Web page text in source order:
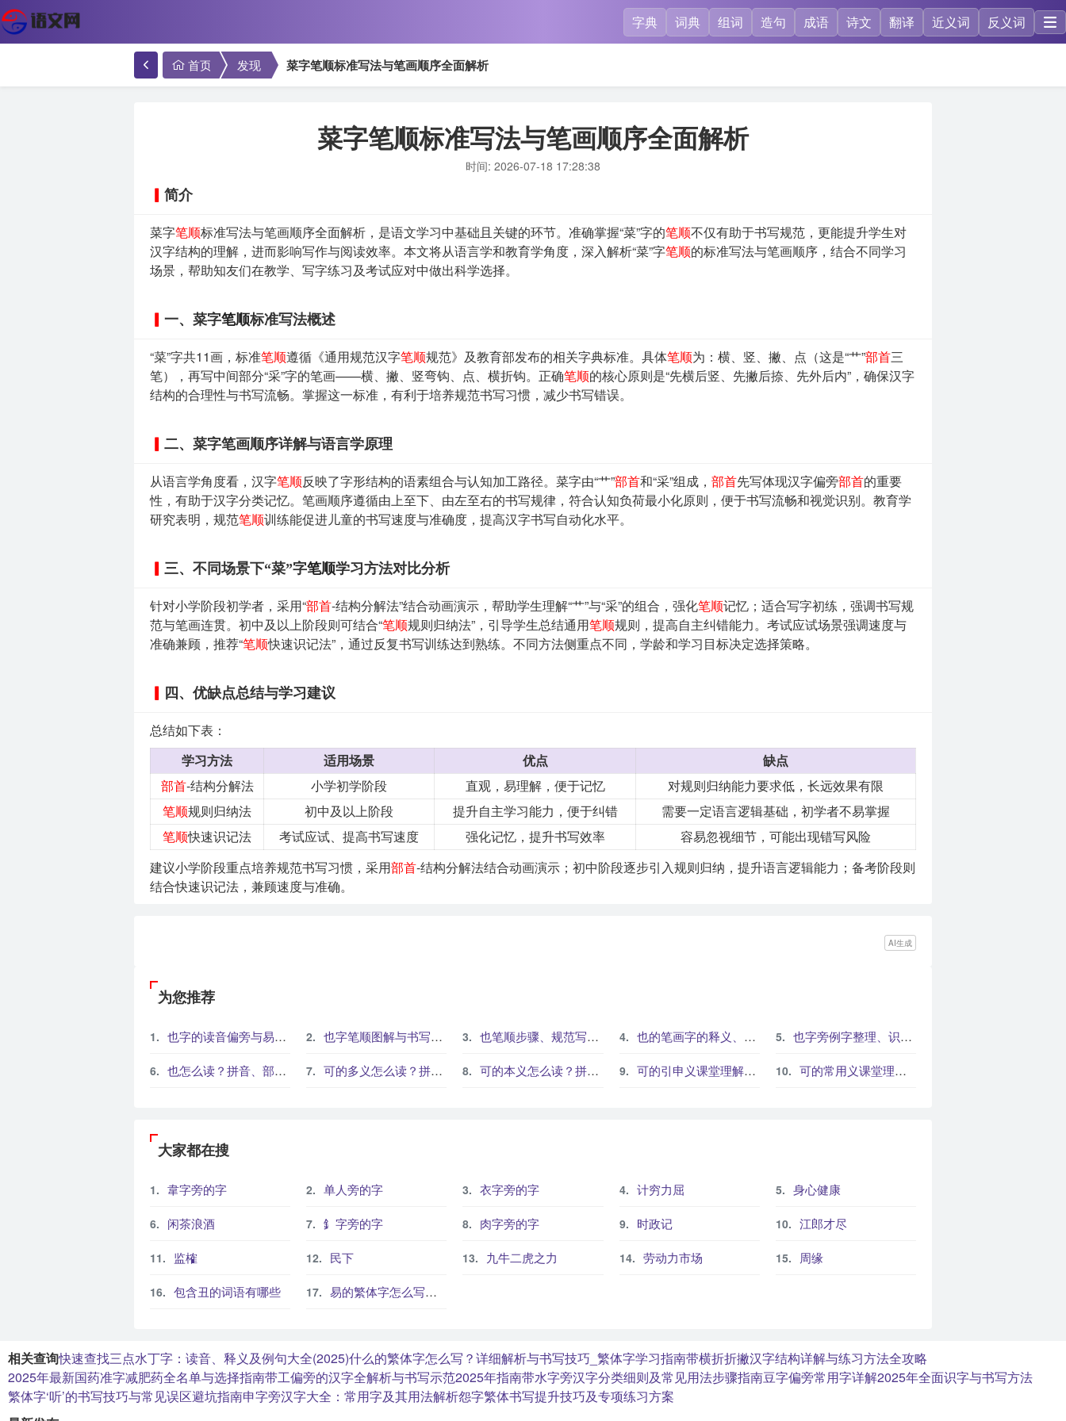
字典 词典 组词 造句 成语 诗文 翻译 近义词 反义词
首页 发现 菜字笔顺标准写法与笔画顺序全面解析
菜字笔顺标准写法与笔画顺序全面解析
时间: 2026-07-18 17:28:38
简介
菜字笔顺标准写法与笔画顺序全面解析，是语文学习中基础且关键的环节。准确掌握“菜”字的笔顺不仅有助于书写规范，更能提升学生对
汉字结构的理解，进而影响写作与阅读效率。本文将从语言学和教育学角度，深入解析“菜”字笔顺的标准写法与笔画顺序，结合不同学习
场景，帮助知友们在教学、写字练习及考试应对中做出科学选择。
一、菜字笔顺标准写法概述
“菜”字共11画，标准笔顺遵循《通用规范汉字笔顺规范》及教育部发布的相关字典标准。具体笔顺为：横、竖、撇、点（这是“艹”部首三
笔），再写中间部分“采”字的笔画——横、撇、竖弯钩、点、横折钩。正确笔顺的核心原则是“先横后竖、先撇后捺、先外后内”，确保汉字
结构的合理性与书写流畅。掌握这一标准，有利于培养规范书写习惯，减少书写错误。
二、菜字笔画顺序详解与语言学原理
从语言学角度看，汉字笔顺反映了字形结构的语素组合与认知加工路径。菜字由“艹”部首和“采”组成， 部首先写体现汉字偏旁部首的重要
性，有助于汉字分类记忆。笔画顺序遵循由上至下、由左至右的书写规律，符合认知负荷最小化原则，便于书写流畅和视觉识别。教育学
研究表明，规范笔顺训练能促进儿童的书写速度与准确度，提高汉字书写自动化水平。
三、不同场景下“菜”字笔顺学习方法对比分析
针对小学阶段初学者，采用“部首-结构分解法”结合动画演示，帮助学生理解“艹”与“采”的组合，强化笔顺记忆；适合写字初练，强调书写规
范与笔画连贯。初中及以上阶段则可结合“笔顺规则归纳法”，引导学生总结通用笔顺规则，提高自主纠错能力。考试应试场景强调速度与
准确兼顾，推荐“笔顺快速识记法”，通过反复书写训练达到熟练。不同方法侧重点不同，学龄和学习目标决定选择策略。
四、优缺点总结与学习建议
总结如下表：
学习方法
适用场景 优点
缺点
部首-结构分解法 小学初学阶段 直观，易理解，便于记忆
对规则归纳能力要求低，长远效果有限
笔顺规则归纳法 初中及以上阶段 提升自主学习能力，便于纠错
需要一定语言逻辑基础，初学者不易掌握
笔顺快速识记法 考试应试、提高书写速度 强化记忆，提升书写效率
容易忽视细节，可能出现错写风险
建议小学阶段重点培养规范书写习惯，采用部首-结构分解法结合动画演示；初中阶段逐步引入规则归纳，提升语言逻辑能力；备考阶段则
结合快速识记法，兼顾速度与准确。
AI生成
为您推荐
也字的读音偏旁与易错写法解析 也字笔顺图解与书写规范 也笔顺步骤、规范写法和易错提醒 也的笔画字的释义、组词和书写提示 也字旁例字整理、识字方法与课堂练习
也怎么读？拼音、部首、笔画和常见组词 可的多义怎么读？拼音、部首、笔画和常见组词 可的本义怎么读？拼音、部首、笔画和常见组词 可的引申义课堂理解路径与练习建议 可的常用义课堂理解路径与练习建议
大家都在搜
韋字旁的字 单人旁的字 衣字旁的字 计穷力屈 身心健康
闲茶浪酒 釒字旁的字 肉字旁的字 时政记 江郎才尽
监榷 民下 九牛二虎之力 劳动力市场 周缘
包含丑的词语有哪些 易的繁体字怎么写？这份易字繁体详解，助你正确书写汉字_汉字繁体学习
相关查询快速查找三点水丁字：读音、释义及例句大全(2025)什么的繁体字怎么写？详细解析与书写技巧_繁体字学习指南带横折折撇汉字结构详解与练习方法全攻略
2025年最新国药准字减肥药全名单与选择指南带工偏旁的汉字全解析与书写示范2025年指南带水字旁汉字分类细则及常见用法步骤指南豆字偏旁常用字详解2025年全面识字与书写方法
繁体字‘听’的书写技巧与常见误区避坑指南申字旁汉字大全：常用字及其用法解析怨字繁体书写提升技巧及专项练习方案